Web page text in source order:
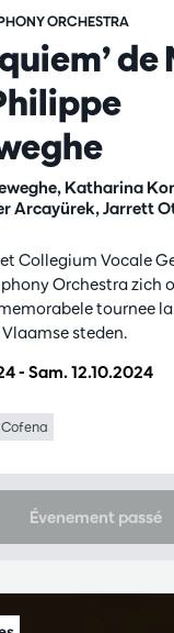
Katharina
Arcayürek, Jarrett
ORCHESTRA
- Sam. 12.10.2024
Collegium Vocale
Orchestra zich
tournee
steden.
Cofena
Évenement passé